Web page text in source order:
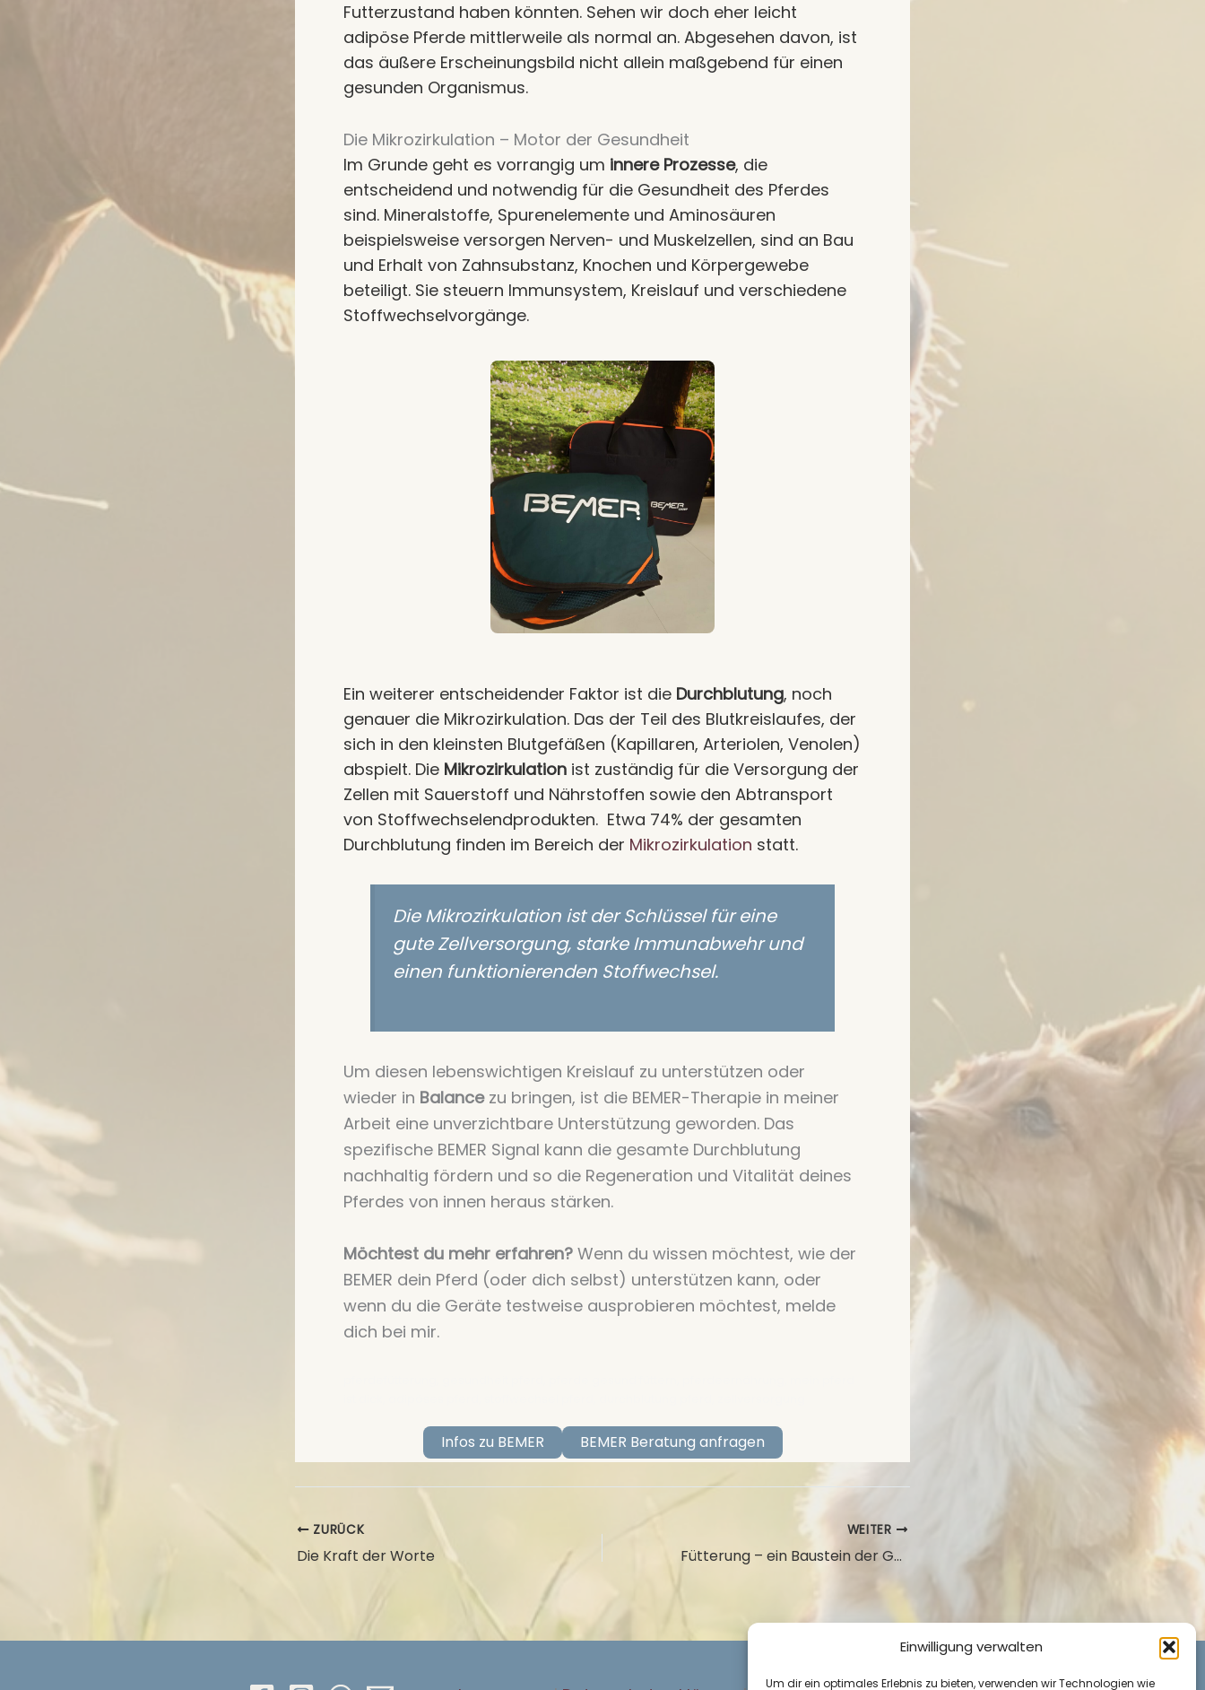
Einwilligung verwalten
Um dir ein optimales Erlebnis zu bieten, verwenden wir Technologien wie
Futterzustand haben könnten. Sehen wir doch eher leicht
adipöse Pferde mittlerweile als normal an. Abgesehen davon, ist
das äußere Erscheinungsbild nicht allein maßgebend für einen
gesunden Organismus.
Die Mikrozirkulation – Motor der Gesundheit
Im Grunde geht es vorrangig um innere Prozesse, die
entscheidend und notwendig für die Gesundheit des Pferdes
sind. Mineralstoffe, Spurenelemente und Aminosäuren
beispielsweise versorgen Nerven- und Muskelzellen, sind an Bau
und Erhalt von Zahnsubstanz, Knochen und Körpergewebe
beteiligt. Sie steuern Immunsystem, Kreislauf und verschiedene
Stoffwechselvorgänge.
Ein weiterer entscheidender Faktor ist die Durchblutung, noch
genauer die Mikrozirkulation. Das der Teil des Blutkreislaufes, der
sich in den kleinsten Blutgefäßen (Kapillaren, Arteriolen, Venolen)
abspielt. Die Mikrozirkulation ist zuständig für die Versorgung der
Zellen mit Sauerstoff und Nährstoffen sowie den Abtransport
von Stoffwechselendprodukten. Etwa 74% der gesamten
Durchblutung finden im Bereich der Mikrozirkulation statt.
Die Mikrozirkulation ist der Schlüssel für eine
gute Zellversorgung, starke Immunabwehr und
einen funktionierenden Stoffwechsel.
Um diesen lebenswichtigen Kreislauf zu unterstützen oder
wieder in Balancezu bringen, ist die BEMER-Therapie in meiner
Arbeit eine unverzichtbare Unterstützung geworden. Das
spezifische BEMER Signal kann die gesamte Durchblutung
nachhaltig fördern und so die Regeneration und Vitalität deines
Pferdes von innen heraus stärken.
Möchtest du mehr erfahren? Wenn du wissen möchtest, wie der
BEMER dein Pferd (oder dich selbst) unterstützen kann, oder
wenn du die Geräte testweise ausprobieren möchtest, melde
dich bei mir.
Infos zu BEMER BEMER Beratung anfragen
ZURÜCK
Die Kraft der Worte
WEITER
Fütterung – ein Baustein der Gesundheit